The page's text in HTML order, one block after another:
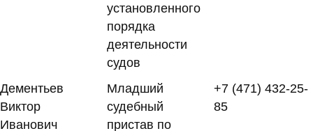
установленного
порядка
деятельности
судов
Дементьев
Виктор
Иванович
Младший
судебный
пристав по
+7 (471) 432-25-
85